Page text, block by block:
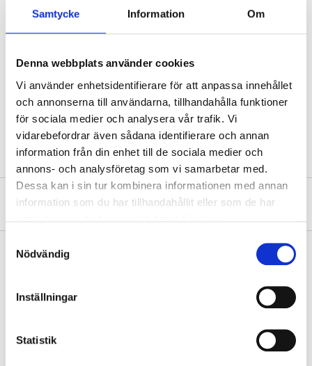
Samtycke Information Om
Denna webbplats använder cookies
Vi använder enhetsidentifierare för att anpassa innehållet
och annonserna till användarna, tillhandahålla funktioner
för sociala medier och analysera vår trafik. Vi
vidarebefordrar även sådana identifierare och annan
information från din enhet till de sociala medier och
annons- och analysföretag som vi samarbetar med.
Dessa kan i sin tur kombinera informationen med annan
information som du har tillhandahållit eller som de har
Nödvändig
Inställningar
Statistik
Load
5,5 kg (Max.)
Length
42 cm
Material
polyester with PU backing
Colour
black/grey
About the manufacturer
Pay & Collect in your local store within 2 hours! For more information